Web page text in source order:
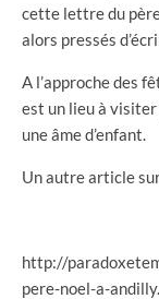
cette lettre du
alors pressés
A l’approche des
est un lieu à
une âme d’enfant.
Un autre article
http://
pere-noel-a-